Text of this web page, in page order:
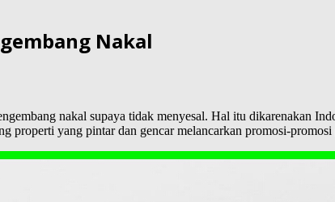
Nakal
nakal supaya tidak menyesal. Hal itu dikarenakan
properti yang pintar dan gencar melancarkan promosi-